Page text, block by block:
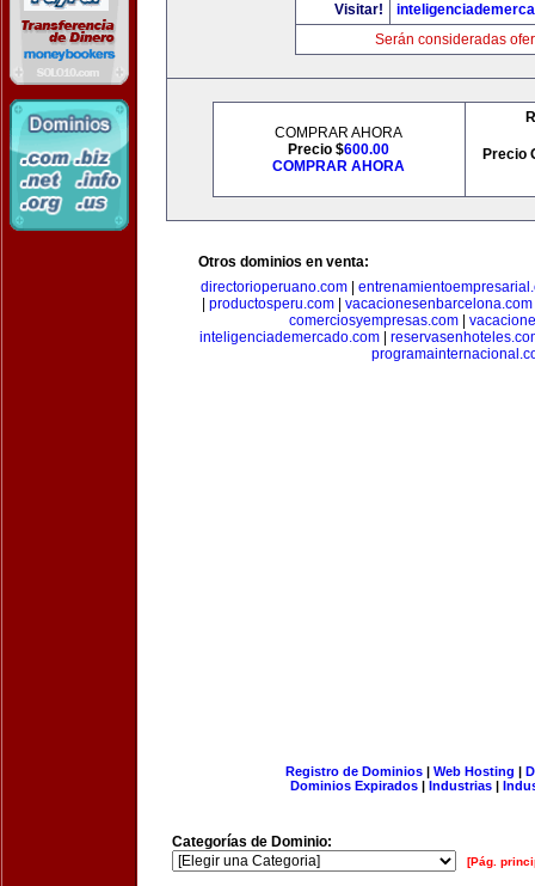
Visitar!
Serán consideradas
COMPRAR AHORA
Precio $600.00
COMPRAR AHORA
Precio
Otros dominios en venta:
directorioperuano.com
productosperu.com| vacacionesenbarcelona.com
comerciosyempresas.com|
inteligenciademercado.com|
Registro de Dominios| Web Hosting |
Dominios Expirados | Industrias |
Categorías de Dominio:
[Pág.